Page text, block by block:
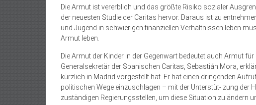
Die Armut ist vererblich und das größte Risiko sozialer
der neuesten Studie der Caritas hervor. Daraus ist zu
und Jugend in schwierigen finanziellen Verhältnissen leben
Armut leben.
Die Armut der Kinder in der Gegenwart bedeutet auch Armut
Generalsekretär der Spanischen Caritas, Sebastián Mora,
kürzlich in Madrid vorgestellt hat. Er hat einen dringenden
politischen Wege einzuschlagen – mit der Unterstüt- zung der
zuständigen Regierungsstellen, um diese Situation zu ändern